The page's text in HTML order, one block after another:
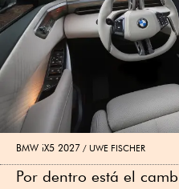
BMW iX5 2027 UWE FISCHER
Por dentro está el